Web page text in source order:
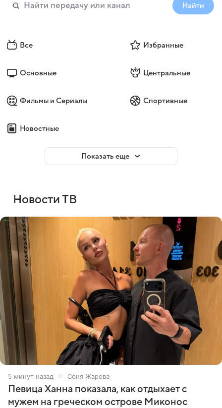
Найти
Все Избранные
Основные Центральные
Фильмы и Сериалы Спортивные
Новостные
Показать еще
Новости ТВ
5 минут назад Соня Жарова
Певица Ханна показала, как отдыхает с
мужем на греческом острове Миконос